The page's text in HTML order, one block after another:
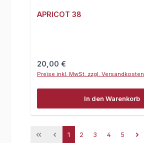
APRICOT 38
Regulärer Preis:
20,00 €
Preise inkl. MwSt. zzgl. Versandkosten
In den Warenkorb
Seite
1 Seite
2 Seite
3 Seite
4 Seite
5